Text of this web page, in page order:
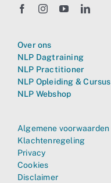
Over ons
NLP Dagtraining
NLP Practitioner
NLP Opleiding & Cursus
NLP Webshop
Algemene voorwaarden
Klachtenregeling
Privacy
Cookies
Disclaimer